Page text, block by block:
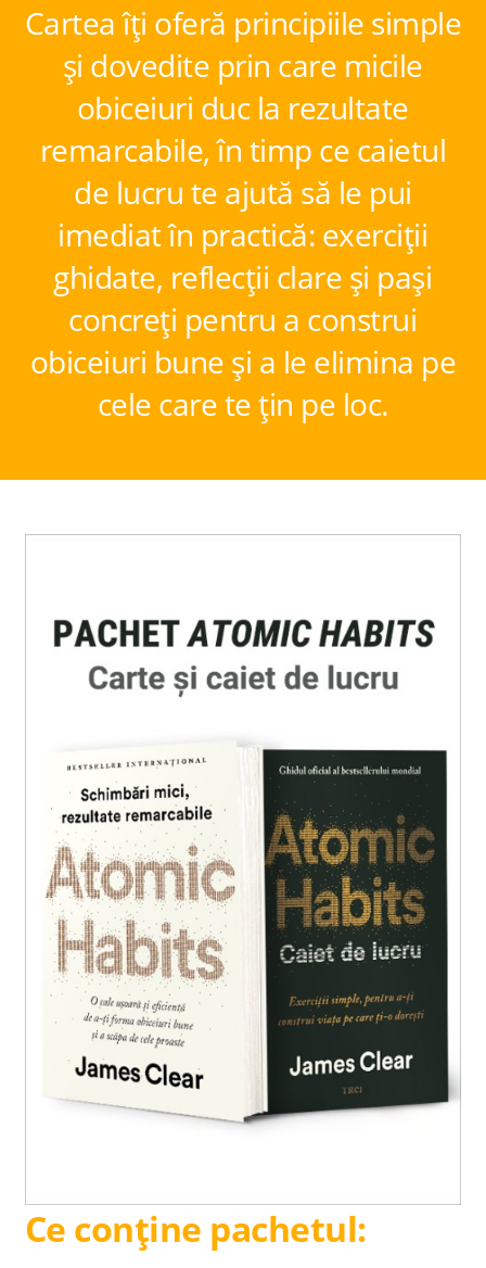
Cartea îți oferă principiile simple
și dovedite prin care micile
obiceiuri duc la rezultate
remarcabile, în timp ce caietul
de lucru te ajută să le pui
imediat în practică: exerciții
ghidate, reflecții clare și pași
concreți pentru a construi
obiceiuri bune și a le elimina pe
cele care te țin pe loc.
Ce conține pachetul: